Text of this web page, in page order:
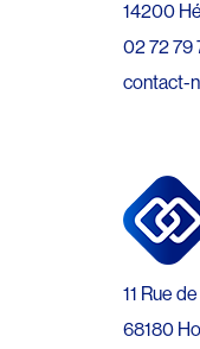
14200
02 72 79
contact-
11 Rue
68180